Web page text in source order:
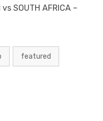
SOUTH AFRICA –
featured